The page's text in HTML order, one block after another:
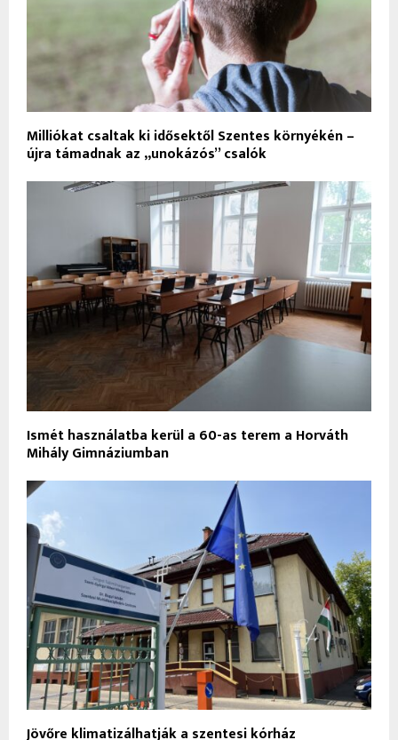
Milliókat csaltak ki idősektől Szentes környékén –
újra támadnak az „unokázós” csalók
Ismét használatba kerül a 60-as terem a Horváth
Mihály Gimnáziumban
Jövőre klimatizálhatják a szentesi kórház